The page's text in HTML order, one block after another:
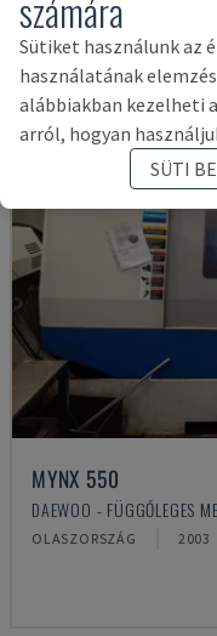
MYNX 550
DAEWOO - FÜGGŐLEGES
OLASZORSZÁG 2003
számára
Sütiket használunk az
használatának
alábbiakban kezelheti
arról, hogyan
SÜTI